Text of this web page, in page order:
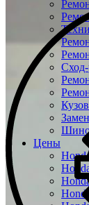
Сход-
Цены